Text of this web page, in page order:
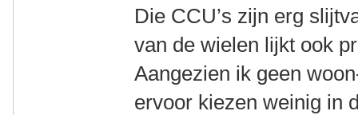
Die CCU’s zijn erg
van de wielen lijkt ook
Aangezien ik geen
ervoor kiezen weinig in